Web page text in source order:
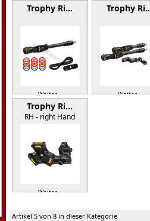
Trophy Ri…
Weiter »
Trophy
Weiter »
Trophy Ri…
RH - right Hand
Weiter »
Artikel 5 von 8 in dieser Kategorie